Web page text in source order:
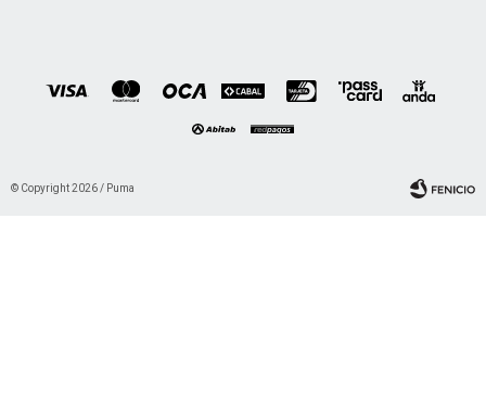
© Copyright 2026 / Puma